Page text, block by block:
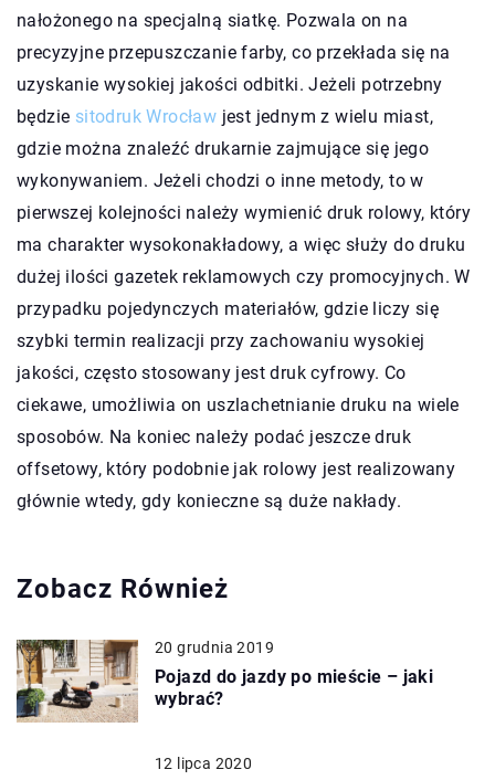
nałożonego na specjalną siatkę. Pozwala on na
precyzyjne przepuszczanie farby, co przekłada się na
uzyskanie wysokiej jakości odbitki. Jeżeli potrzebny
będzie sitodruk Wrocław jest jednym z wielu miast,
gdzie można znaleźć drukarnie zajmujące się jego
wykonywaniem. Jeżeli chodzi o inne metody, to w
pierwszej kolejności należy wymienić druk rolowy, który
ma charakter wysokonakładowy, a więc służy do druku
dużej ilości gazetek reklamowych czy promocyjnych. W
przypadku pojedynczych materiałów, gdzie liczy się
szybki termin realizacji przy zachowaniu wysokiej
jakości, często stosowany jest druk cyfrowy. Co
ciekawe, umożliwia on uszlachetnianie druku na wiele
sposobów. Na koniec należy podać jeszcze druk
offsetowy, który podobnie jak rolowy jest realizowany
głównie wtedy, gdy konieczne są duże nakłady.
Zobacz Również
20 grudnia 2019
Pojazd do jazdy po mieście – jaki
wybrać?
12 lipca 2020